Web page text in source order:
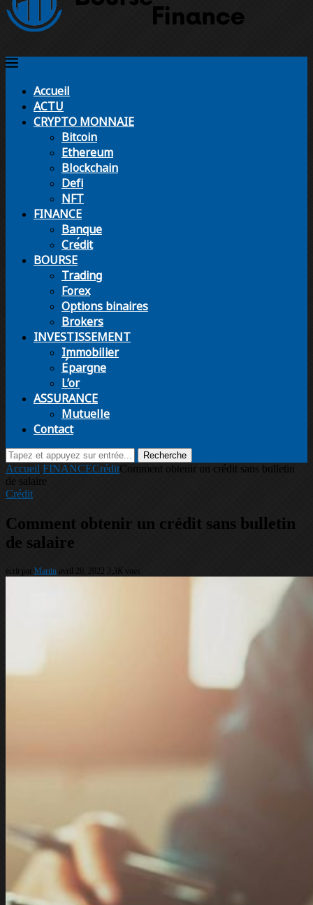
Accueil
ACTU
CRYPTO MONNAIE
Bitcoin
Ethereum
Blockchain
Defi
NFT
FINANCE
Banque
Crédit
BOURSE
Trading
Forex
Options binaires
Brokers
INVESTISSEMENT
Immobilier
Épargne
L’or
ASSURANCE
Mutuelle
Contact
Recherche
Accueil FINANCECréditComment obtenir un crédit sans bulletin
de salaire
Crédit
Comment obtenir un crédit sans bulletin
de salaire
écrit par Martin avril 26, 2022 3,3K vues